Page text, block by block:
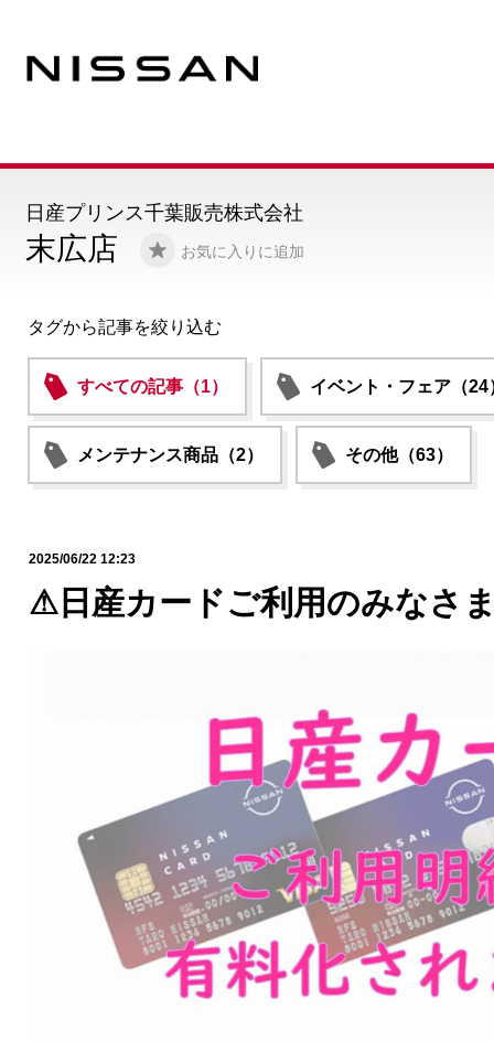
末広店 お気に入りに追加
日産プリンス千葉販売株式会社
タグから記事を絞り込む
すべての記事（1） イベント・フェア（24
メンテナンス商品（2） その他（63）
2025/06/22 12:23
⚠日産カードご利用のみなさ